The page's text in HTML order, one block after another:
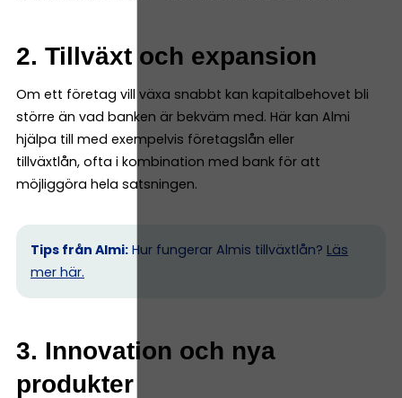
2. Tillväxt och expansion
Om ett företag vill växa snabbt kan kapitalbehovet bli
större än vad banken är bekväm med. Här kan Almi
hjälpa till med exempelvis företagslån eller
tillväxtlån, ofta i kombination med bank för att
möjliggöra hela satsningen.
Tips från Almi: Hur fungerar Almis tillväxtlån? Läs
mer här.
3. Innovation och nya
produkter